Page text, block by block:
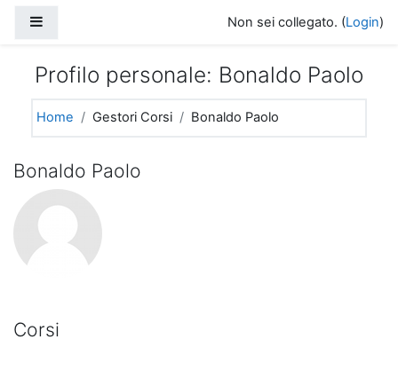
Non sei collegato. (Login)
Profilo personale: Bonaldo Paolo
Home Gestori Corsi Bonaldo Paolo
Bonaldo Paolo
Corsi